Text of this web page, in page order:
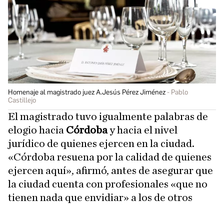
Homenaje al magistrado juez A.Jesús Pérez Jiménez
Pablo
Castillejo
El magistrado tuvo igualmente palabras de
elogio hacia Córdobay hacia el nivel
jurídico de quienes ejercen en la ciudad.
«Córdoba resuena por la calidad de quienes
ejercen aquí», afirmó, antes de asegurar que
la ciudad cuenta con profesionales «que no
tienen nada que envidiar» a los de otros